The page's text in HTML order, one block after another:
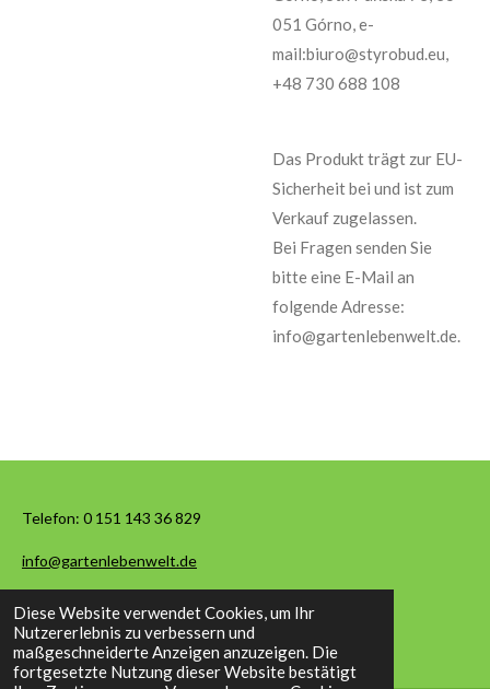
Diese Website verwendet Cookies, um Ihr
Nutzererlebnis zu verbessern und
maßgeschneiderte Anzeigen anzuzeigen. Die
fortgesetzte Nutzung dieser Website bestätigt
051 Górno, e-
mail:biuro@styrobud.eu,
+48 730 688 108
Das Produkt trägt zur EU-
Sicherheit bei und ist zum
Verkauf zugelassen.
Bei Fragen senden Sie
bitte eine E-Mail an
folgende Adresse:
info@gartenlebenwelt.de.
Telefon: 0 151 143 36 829
info@gartenlebenwelt.de
© 2026 Garten Leben Welt